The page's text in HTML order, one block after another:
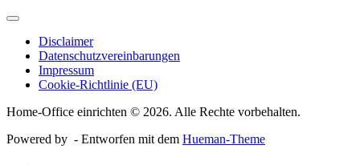
Disclaimer
Datenschutzvereinbarungen
Impressum
Cookie-Richtlinie (EU)
Home-Office einrichten © 2026. Alle Rechte vorbehalten.
Powered by - Entworfen mit dem Hueman-Theme